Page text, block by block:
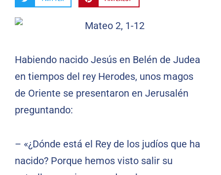
Habiendo nacido Jesús en Belén de Judea
en tiempos del rey Herodes, unos magos
de Oriente se presentaron en Jerusalén
preguntando:
– «¿Dónde está el Rey de los judíos que ha
nacido? Porque hemos visto salir su